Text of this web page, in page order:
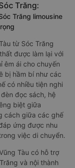
Trăng:
Trăng limousine
từ Sóc Trăng
được làm lại với
êm ái cho chuyến
bị hầm bí như các
có nhiều tiện nghi
đọc sách, hệ
biệt giữa
cách giữa các ghế
ứng được nhu
việc di chuyển.
Tàu có hỗ trợ
và nội thành